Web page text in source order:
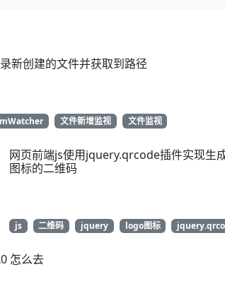
新创建的文件并获取到路径
文件新增监视 文件监视
网页前端js使用jquery.qrcode插件实现生
图标的二维码
js 二维码 jquery logo图标
怎么去